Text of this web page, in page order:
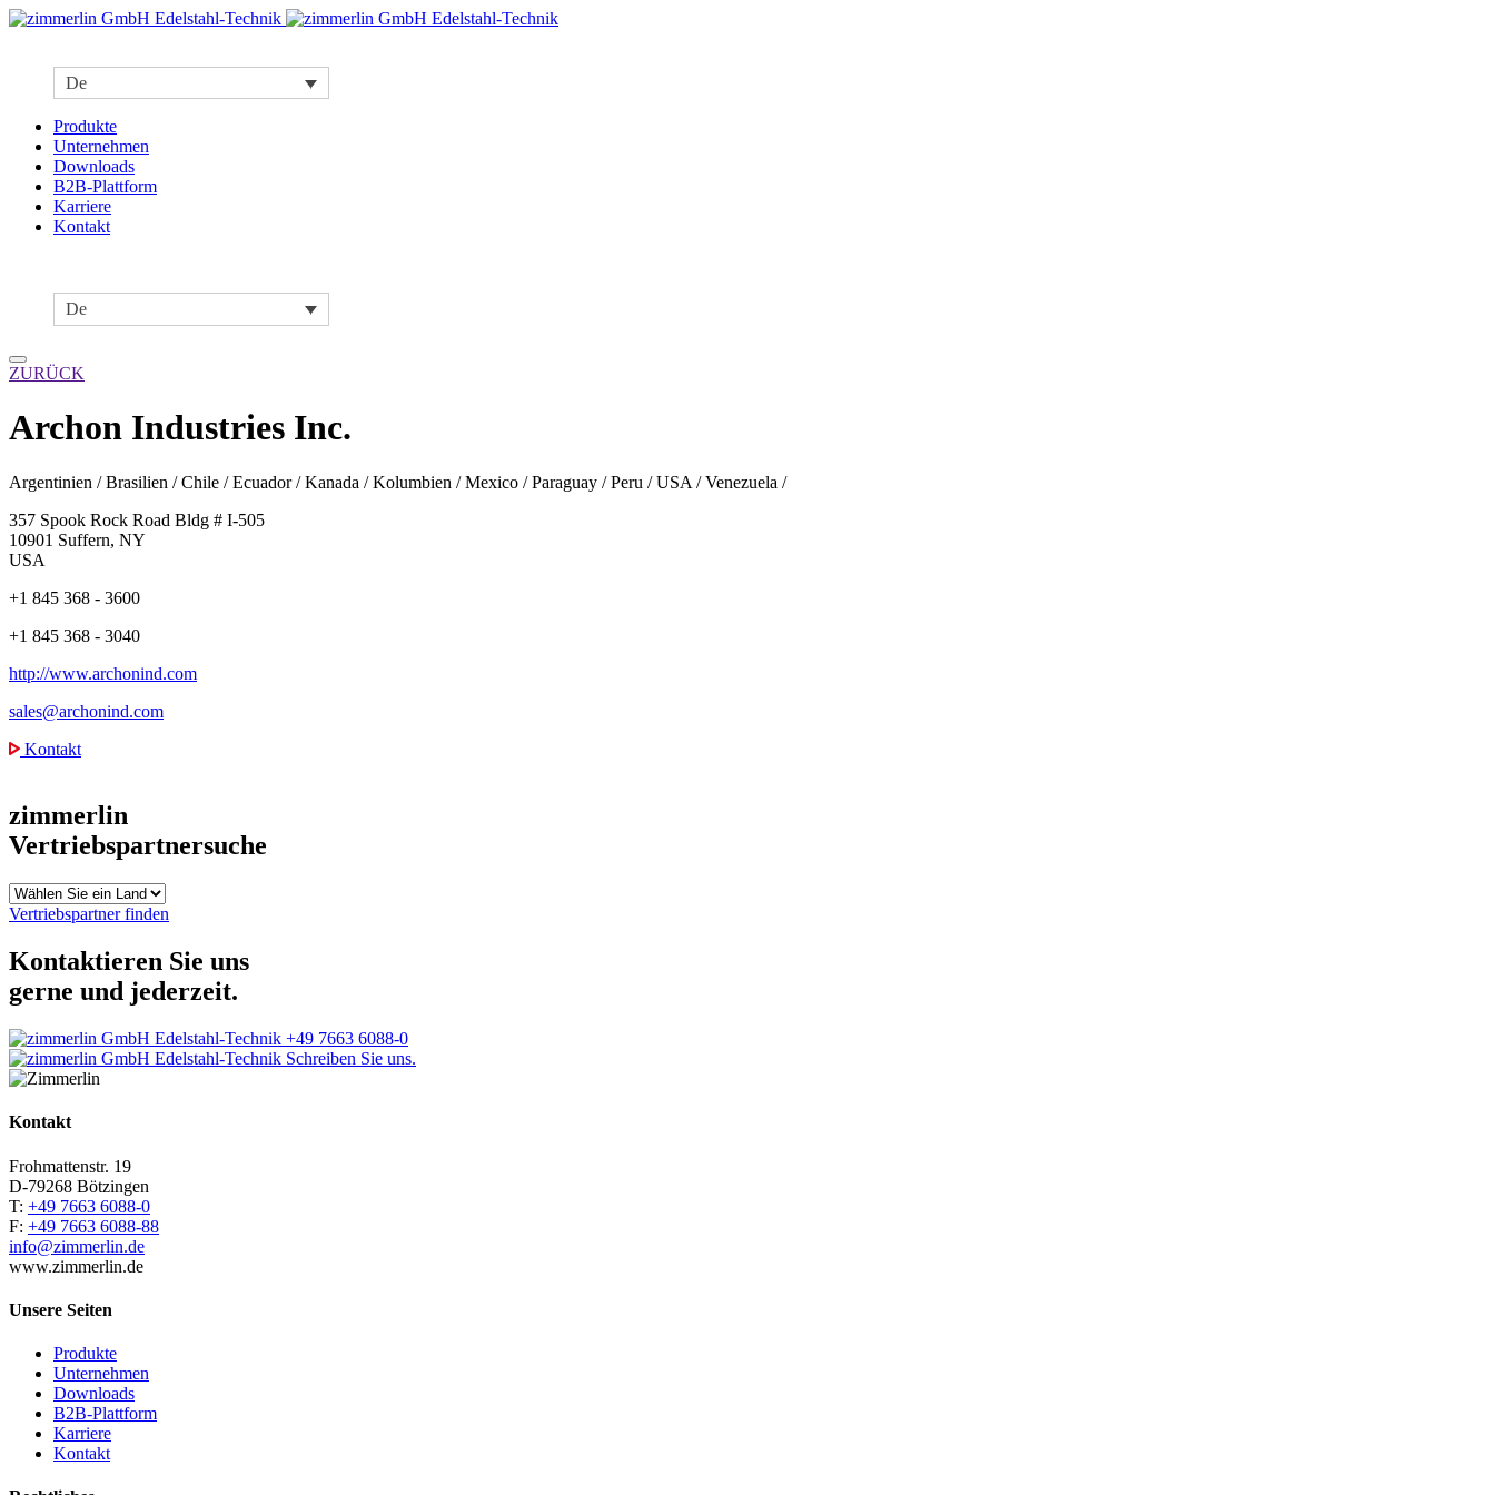
De
Produkte
Unternehmen
Downloads
B2B-Plattform
Karriere
Kontakt
De
ZURÜCK
Archon Industries Inc.
Argentinien /Brasilien /Chile /Ecuador/Kanada /Kolumbien /Mexico /Paraguay /Peru /USA /Venezuela /
357 Spook Rock Road Bldg # I-505
10901 Suffern, NY
USA
+1 845 368 - 3600
+1 845 368 - 3040
http://www.archonind.com
sales@archonind.com
Kontakt
zimmerlin
Vertriebspartnersuche
Vertriebspartner finden
Kontaktieren Sie uns
gerne und jederzeit.
+49 7663 6088-0
Schreiben Sie uns.
Kontakt
Frohmattenstr. 19
D-79268 Bötzingen
T: +49 7663 6088-0
F: +49 7663 6088-88
info@zimmerlin.de
www.zimmerlin.de
Unsere Seiten
Produkte
Unternehmen
Downloads
B2B-Plattform
Karriere
Kontakt